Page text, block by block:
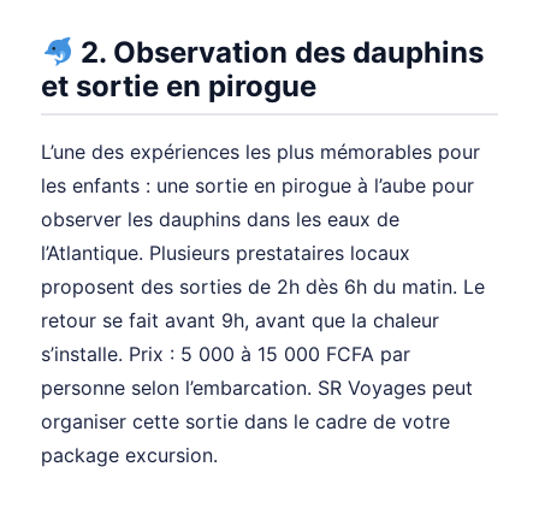
2. Observation des dauphins
et sortie en pirogue
L’une des expériences les plus mémorables pour
les enfants : une sortie en pirogue à l’aube pour
observer les dauphins dans les eaux de
l’Atlantique. Plusieurs prestataires locaux
proposent des sorties de 2h dès 6h du matin. Le
retour se fait avant 9h, avant que la chaleur
s’installe. Prix : 5 000 à 15 000 FCFA par
personne selon l’embarcation. SR Voyages peut
organiser cette sortie dans le cadre de votre
package excursion.